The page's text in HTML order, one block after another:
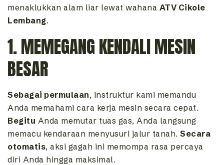
menaklukkan alam liar lewat wahana ATV Cikole
Lembang.
1. MEMEGANG KENDALI MESIN
BESAR
Sebagai permulaan, instruktur kami memandu
Anda memahami cara kerja mesin secara cepat.
Begitu Anda memutar tuas gas, Anda langsung
memacu kendaraan menyusuri jalur tanah. Secara
otomatis, aksi gagah ini memompa rasa percaya
diri Anda hingga maksimal.